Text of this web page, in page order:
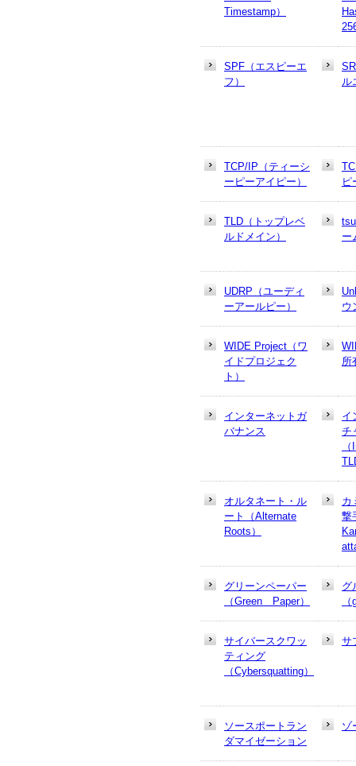
Timestamp）
SPF（エスピーエ
フ）
ル
TCP/IP（ティーシ
ーピーアイピー）
ピ
TLD（トップレベ
ルドメイン）
ー
UDRP（ユーディ
ーアールピー）
ウ
WIDE Project（ワ
イドプロジェク
ト）
所
インターネットガ
バナンス
イ
チ
オルタネート・ル
ート（Alternate
Roots）
カ
撃
グリーンペーパー
（Green Paper）
グ
サイバースクワッ
ティング
（Cybersquatting）
サ
ソースポートラン
ダマイゼーション
ゾ